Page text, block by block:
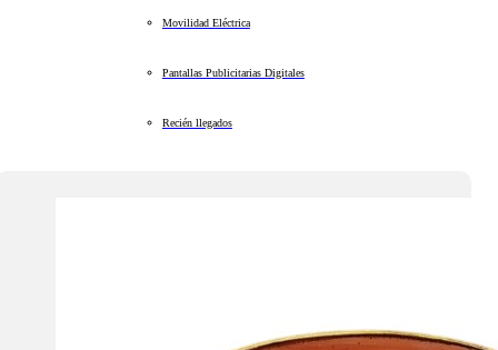
Movilidad Eléctrica
Pantallas Publicitarias Digitales
Recién llegados